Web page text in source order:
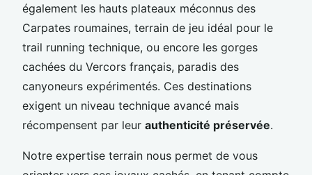
également les hauts plateaux méconnus des
Carpates roumaines, terrain de jeu idéal pour le
trail running technique, ou encore les gorges
cachées du Vercors français, paradis des
canyoneurs expérimentés. Ces destinations
exigent un niveau technique avancé mais
récompensent par leur authenticité préservée.
Notre expertise terrain nous permet de vous